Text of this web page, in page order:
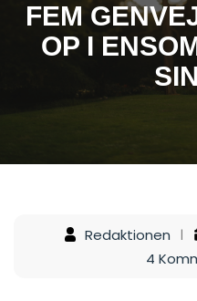
FEM
OP I
Redaktionen
4